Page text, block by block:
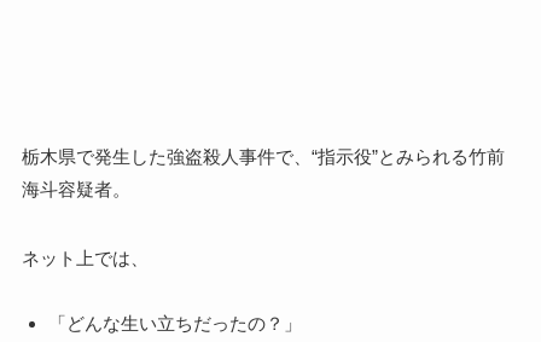
栃木県で発生した強盗殺人事件で、“指示役”とみられる竹前
海斗容疑者。
ネット上では、
「どんな生い立ちだったの？」